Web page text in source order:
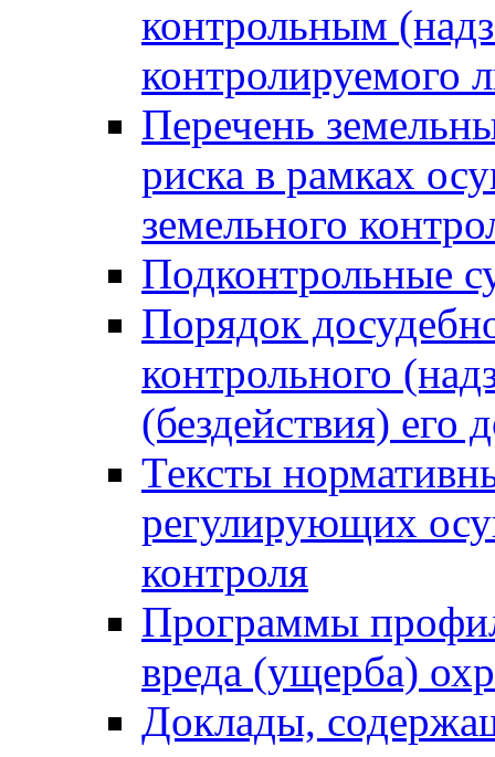
контрольным
контролируемого
Перечень
риска в рамках
земельного
Подконтрольные
Порядок
контрольного
(бездействия)
Тексты
регулирующих
контроля
Программы
вреда (ущерба)
Доклады,